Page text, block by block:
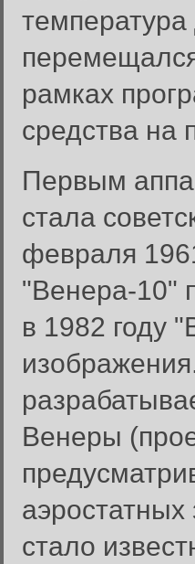
температура
рамках
средства на
Первым
стала
февраля
"Венера-10"
в 1982 году
Венеры
стало
Вход в систему
Введите имя
Вход в систему
Имя пользователя: